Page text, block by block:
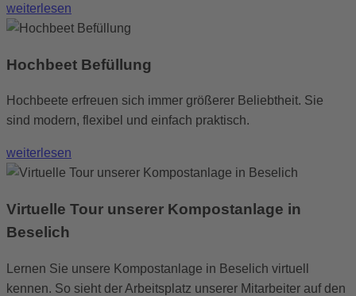
weiterlesen
Hochbeet Befüllung
Hochbeete erfreuen sich immer größerer Beliebtheit. Sie
sind modern, flexibel und einfach praktisch.
weiterlesen
Virtuelle Tour unserer Kompostanlage in
Beselich
Lernen Sie unsere Kompostanlage in Beselich virtuell
kennen. So sieht der Arbeitsplatz unserer Mitarbeiter auf den